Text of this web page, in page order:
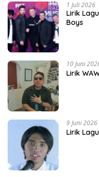
1 Juli 2026
Lirik
Boys
10 Juni
Lirik
9 Juni 2026
Lirik